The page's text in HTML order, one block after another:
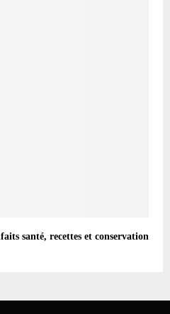
santé, recettes et conservation